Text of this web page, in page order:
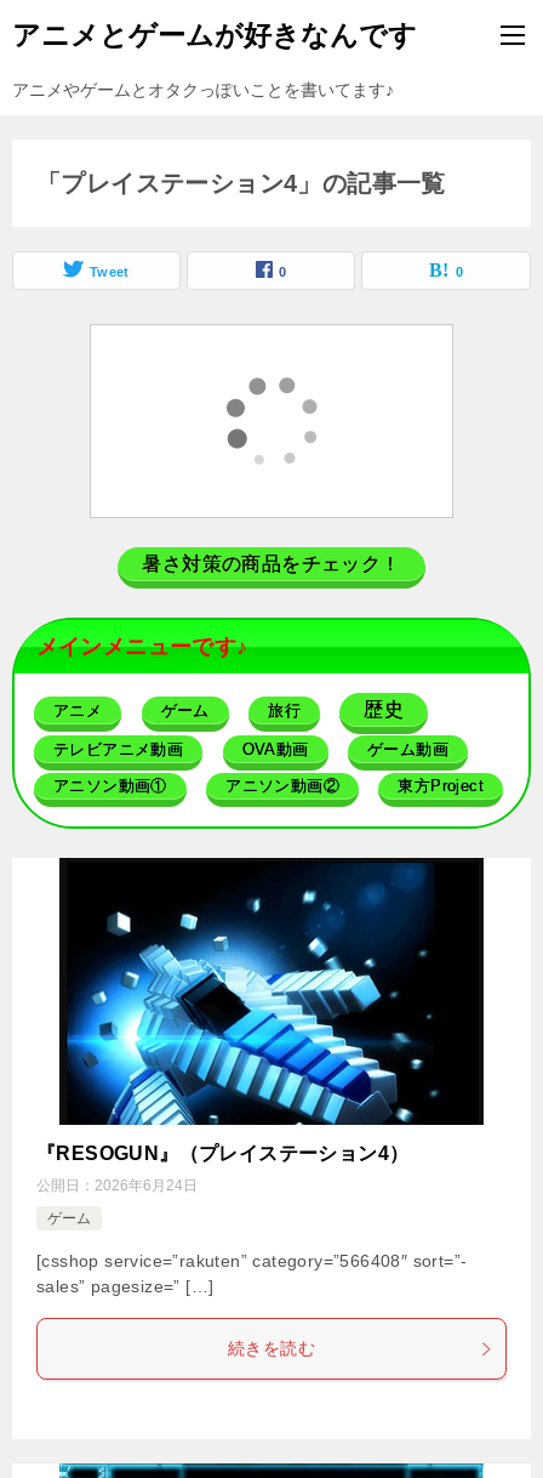
アニメとゲームが好きなんです
アニメやゲームとオタクっぽいことを書いてます♪
「プレイステーション4」の記事一覧
Tweet 0 0
暑さ対策の商品をチェック！
メインメニューです♪
アニメ ゲーム 旅行 歴史
テレビアニメ動画 OVA動画 ゲーム動画
アニソン動画① アニソン動画② 東方Project
『RESOGUN』（プレイステーション4）
公開日： 2026年6月24日
ゲーム
[csshop service=”rakuten” category=”566408″ sort=”-
sales” pagesize=” […]
続きを読む